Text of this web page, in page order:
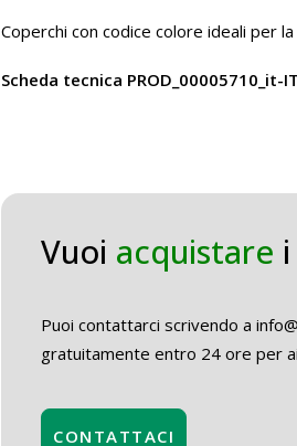
Coperchi con codice colore ideali per
Scheda tecnica PROD_00005710_it-IT
Vuoi acquistare
Puoi contattarci scrivendo a
gratuitamente entro 24 ore per
CONTATTACI